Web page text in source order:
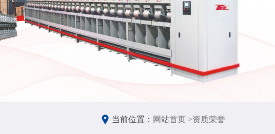
当前位置： 网站首页 >资质荣誉